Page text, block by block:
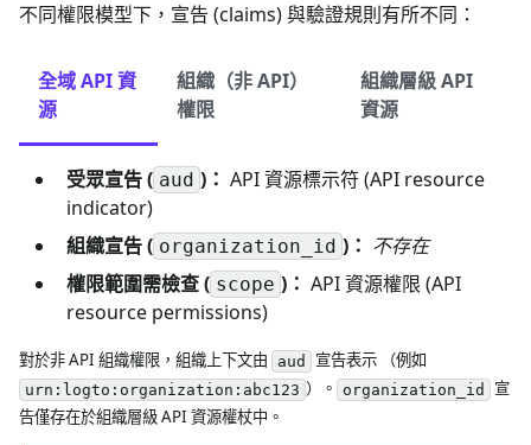
不同權限模型下，宣告 (claims) 與驗證規則有所不同：
全域 API 資
源
組織（非 API）
權限
組織層級 API
資源
受眾宣告 ( aud )： API 資源標示符 (API resource
indicator)
組織宣告 ( organization_id )： 不存在
權限範圍需檢查 ( scope )： API 資源權限 (API
resource permissions)
對於非 API 組織權限，組織上下文由 aud 宣告表示 （例如
urn:logto:organization:abc123 ）。 organization_id
宣
告僅存在於組織層級 API 資源權杖中。